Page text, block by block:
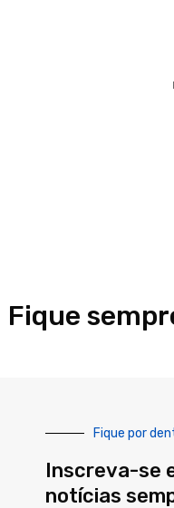
Fique
Fique por
Inscreva-se
notícias